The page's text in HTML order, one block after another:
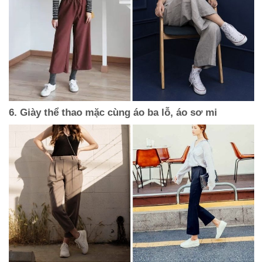
6. Giày thể thao mặc cùng áo ba lỗ, áo sơ mi